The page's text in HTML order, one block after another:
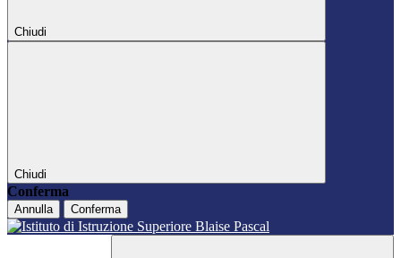
Chiudi
Chiudi
Conferma
Annulla Conferma